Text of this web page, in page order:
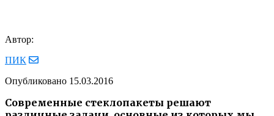
Автор:
ПИК
Опубликовано 15.03.2016
Современные стеклопакеты решают